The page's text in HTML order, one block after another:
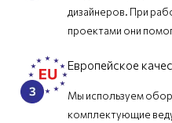
дизайнеров. При
проектами они
Европейское
Мы используем
комплектующие